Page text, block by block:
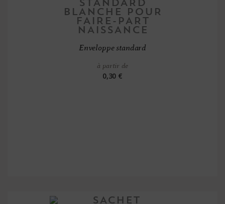
Enveloppe standard
à partir de
0,30 €